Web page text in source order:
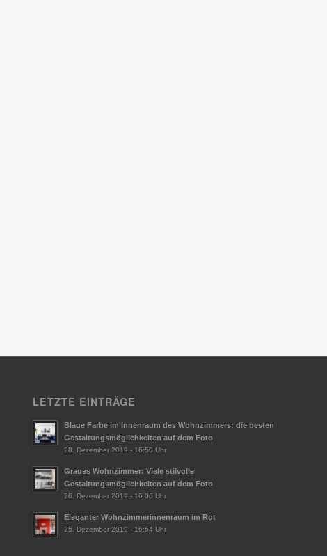
LETZTE EINTRÄGE
Blaue Farbe im Innenraum des Wohnzimmers: die besten
Gestaltungsmöglichkeiten auf dem Foto
28. Dezember 2019 - 16:50 Uhr
Graues Wohnzimmer: Viele stilvolle
Gestaltungsmöglichkeiten auf dem Foto
26. Dezember 2019 - 16:06 Uhr
Eleganter Wohnzimmerinnenraum im Rot
25. Dezember 2019 - 16:54 Uhr